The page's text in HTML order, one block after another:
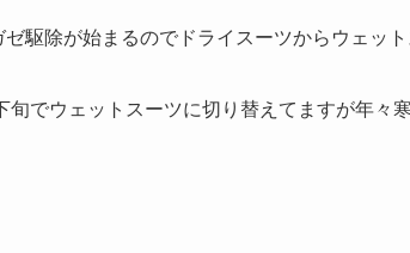
駆除が始まるのでドライスーツからウェット
でウェットスーツに切り替えてますが年々